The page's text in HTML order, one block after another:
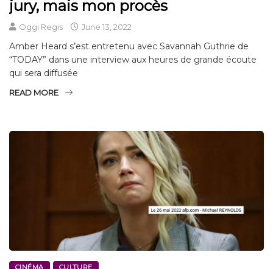
jury, mais mon procès
Oggi Regis June 13, 2022
Amber Heard s’est entretenu avec Savannah Guthrie de
“TODAY” dans une interview aux heures de grande écoute
qui sera diffusée
READ MORE
CINÉMA CULTURE